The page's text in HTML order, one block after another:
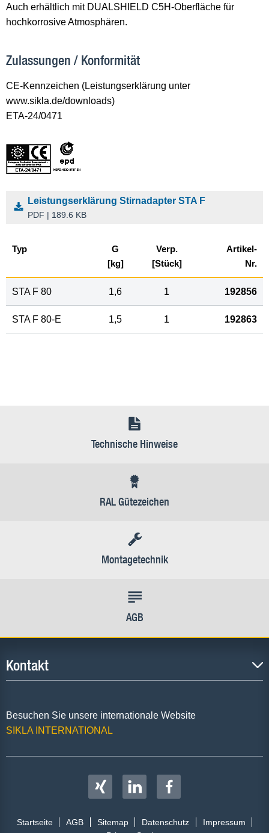
Auch erhältlich mit DUALSHIELD C5H-Oberfläche für
hochkorrosive Atmosphären.
Zulassungen / Konformität
CE-Kennzeichen (Leistungserklärung unter
www.sikla.de/downloads)
ETA-24/0471
Leistungserklärung Stirnadapter STA F
PDF | 189.6 KB
Typ
G
[kg]
Verp.
[Stück]
Artikel-
Nr.
STA F 80 1,6 1 192856
STA F 80-E 1,5 1 192863
Technische Hinweise
RAL Gütezeichen
Montagetechnik
AGB
Kontakt
Besuchen Sie unsere internationale Website
SIKLA INTERNATIONAL
Startseite AGB Sitemap Datenschutz
Impressum